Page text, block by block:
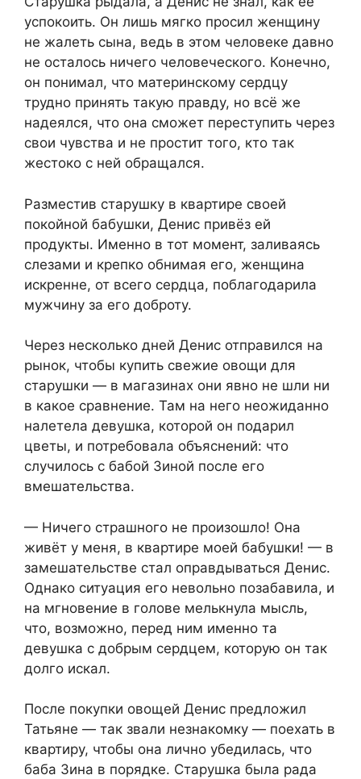
успокоить. Он лишь мягко просил женщину
не жалеть сына, ведь в этом человеке давно
не осталось ничего человеческого. Конечно,
он понимал, что материнскому сердцу
трудно принять такую правду, но всё же
надеялся, что она сможет переступить через
свои чувства и не простит того, кто так
жестоко с ней обращался.
Разместив старушку в квартире своей
покойной бабушки, Денис привёз ей
продукты. Именно в тот момент, заливаясь
слезами и крепко обнимая его, женщина
искренне, от всего сердца, поблагодарила
мужчину за его доброту.
Через несколько дней Денис отправился на
рынок, чтобы купить свежие овощи для
старушки — в магазинах они явно не шли ни
в какое сравнение. Там на него неожиданно
налетела девушка, которой он подарил
цветы, и потребовала объяснений: что
случилось с бабой Зиной после его
вмешательства.
— Ничего страшного не произошло! Она
живёт у меня, в квартире моей бабушки! — в
замешательстве стал оправдываться Денис.
Однако ситуация его невольно позабавила, и
на мгновение в голове мелькнула мысль,
что, возможно, перед ним именно та
девушка с добрым сердцем, которую он так
долго искал.
После покупки овощей Денис предложил
Татьяне — так звали незнакомку — поехать в
квартиру, чтобы она лично убедилась, что
баба Зина в порядке. Старушка была рада